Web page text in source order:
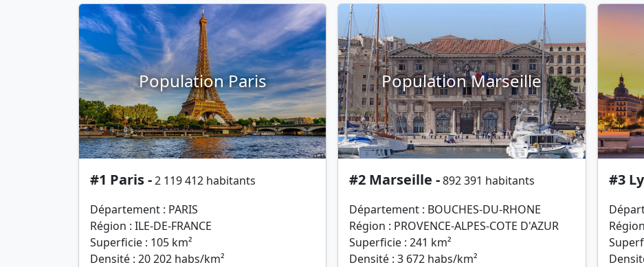
Population Paris
#1 Paris -2 119 412 habitants
Département : PARIS
Région : ILE-DE-FRANCE
Superficie : 105 km²
Densité : 20 202 habs/km²
Population Marseille
#2 Marseille -892 391 habitants
Département : BOUCHES-DU-RHONE
Région : PROVENCE-ALPES-COTE D'AZUR
Superficie : 241 km²
Densité : 3 672 habs/km²
#3